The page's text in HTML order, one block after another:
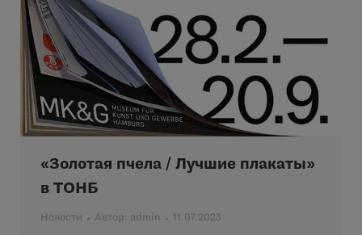
«Золотая пчела / Лучшие плакаты»
в ТОНБ
Новости Автор: admin 11.07.2023